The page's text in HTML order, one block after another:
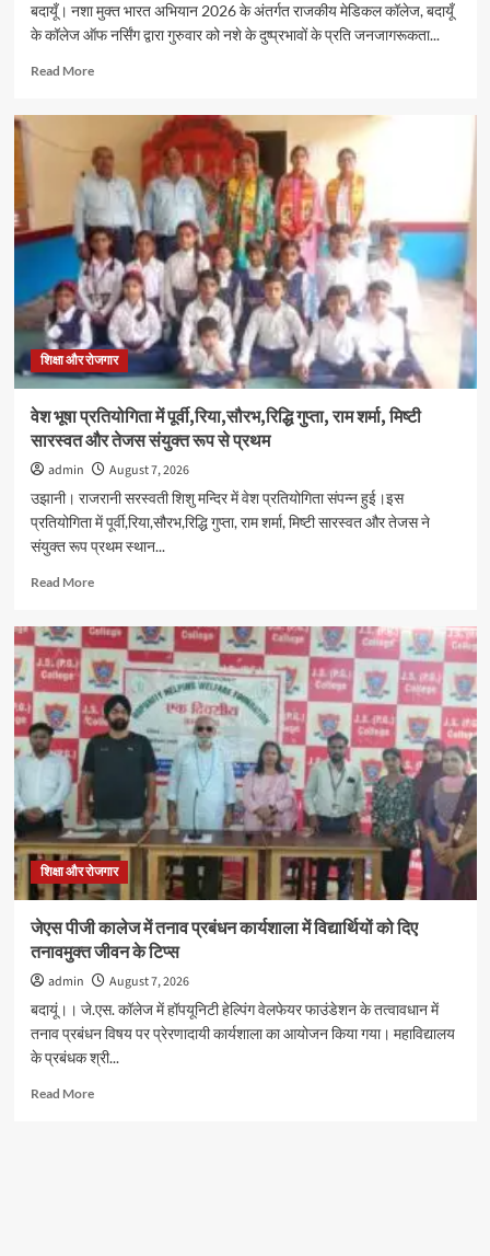
पुरस्कार
से
बदायूँ। नशा मुक्त भारत अभियान 2026 के अंतर्गत राजकीय मेडिकल कॉलेज, बदायूँ
के कॉलेज ऑफ नर्सिंग द्वारा गुरुवार को नशे के दुष्प्रभावों के प्रति जनजागरूकता...
Read MoreRead
मुक्त
भारत
अभियान
अंतर्गत
राजकीय
मेडिकल
कॉलेज
बदायूँ
जागरूकता
रैली
आयोजन
शिक्षा और रोजगार
वेश भूषा प्रतियोगिता में पूर्वी,रिया,सौरभ,रिद्धि गुप्ता, राम शर्मा, मिष्टी
सारस्वत और तेजस संयुक्त रूप से प्रथम
admin
August 7, 2026
उझानी। राजरानी सरस्वती शिशु मन्दिर में वेश प्रतियोगिता संपन्न हुई।इस
प्रतियोगिता में पूर्वी,रिया,सौरभ,रिद्धि गुप्ता, राम शर्मा, मिष्टी सारस्वत और तेजस ने
संयुक्त रूप प्रथम स्थान...
Read MoreRead
वेश
भूषा
प्रतियोगिता
में
पूर्वी,रिया,सौरभ,रिद्धि
गुप्ता,
शर्मा,
मिष्टी
सारस्वत
और
तेजस
संयुक्त
से
प्रथम
शिक्षा और रोजगार
जेएस पीजी कालेज में तनाव प्रबंधन कार्यशाला में विद्यार्थियों को दिए
तनावमुक्त जीवन के टिप्स
admin
August 7, 2026
बदायूं।। जे.एस. कॉलेज में हॉपयूनिटी हेल्पिंग वेलफेयर फाउंडेशन के तत्वावधान में
तनाव प्रबंधन विषय पर प्रेरणादायी कार्यशाला का आयोजन किया गया। महाविद्यालय
के प्रबंधक श्री...
Read MoreRead